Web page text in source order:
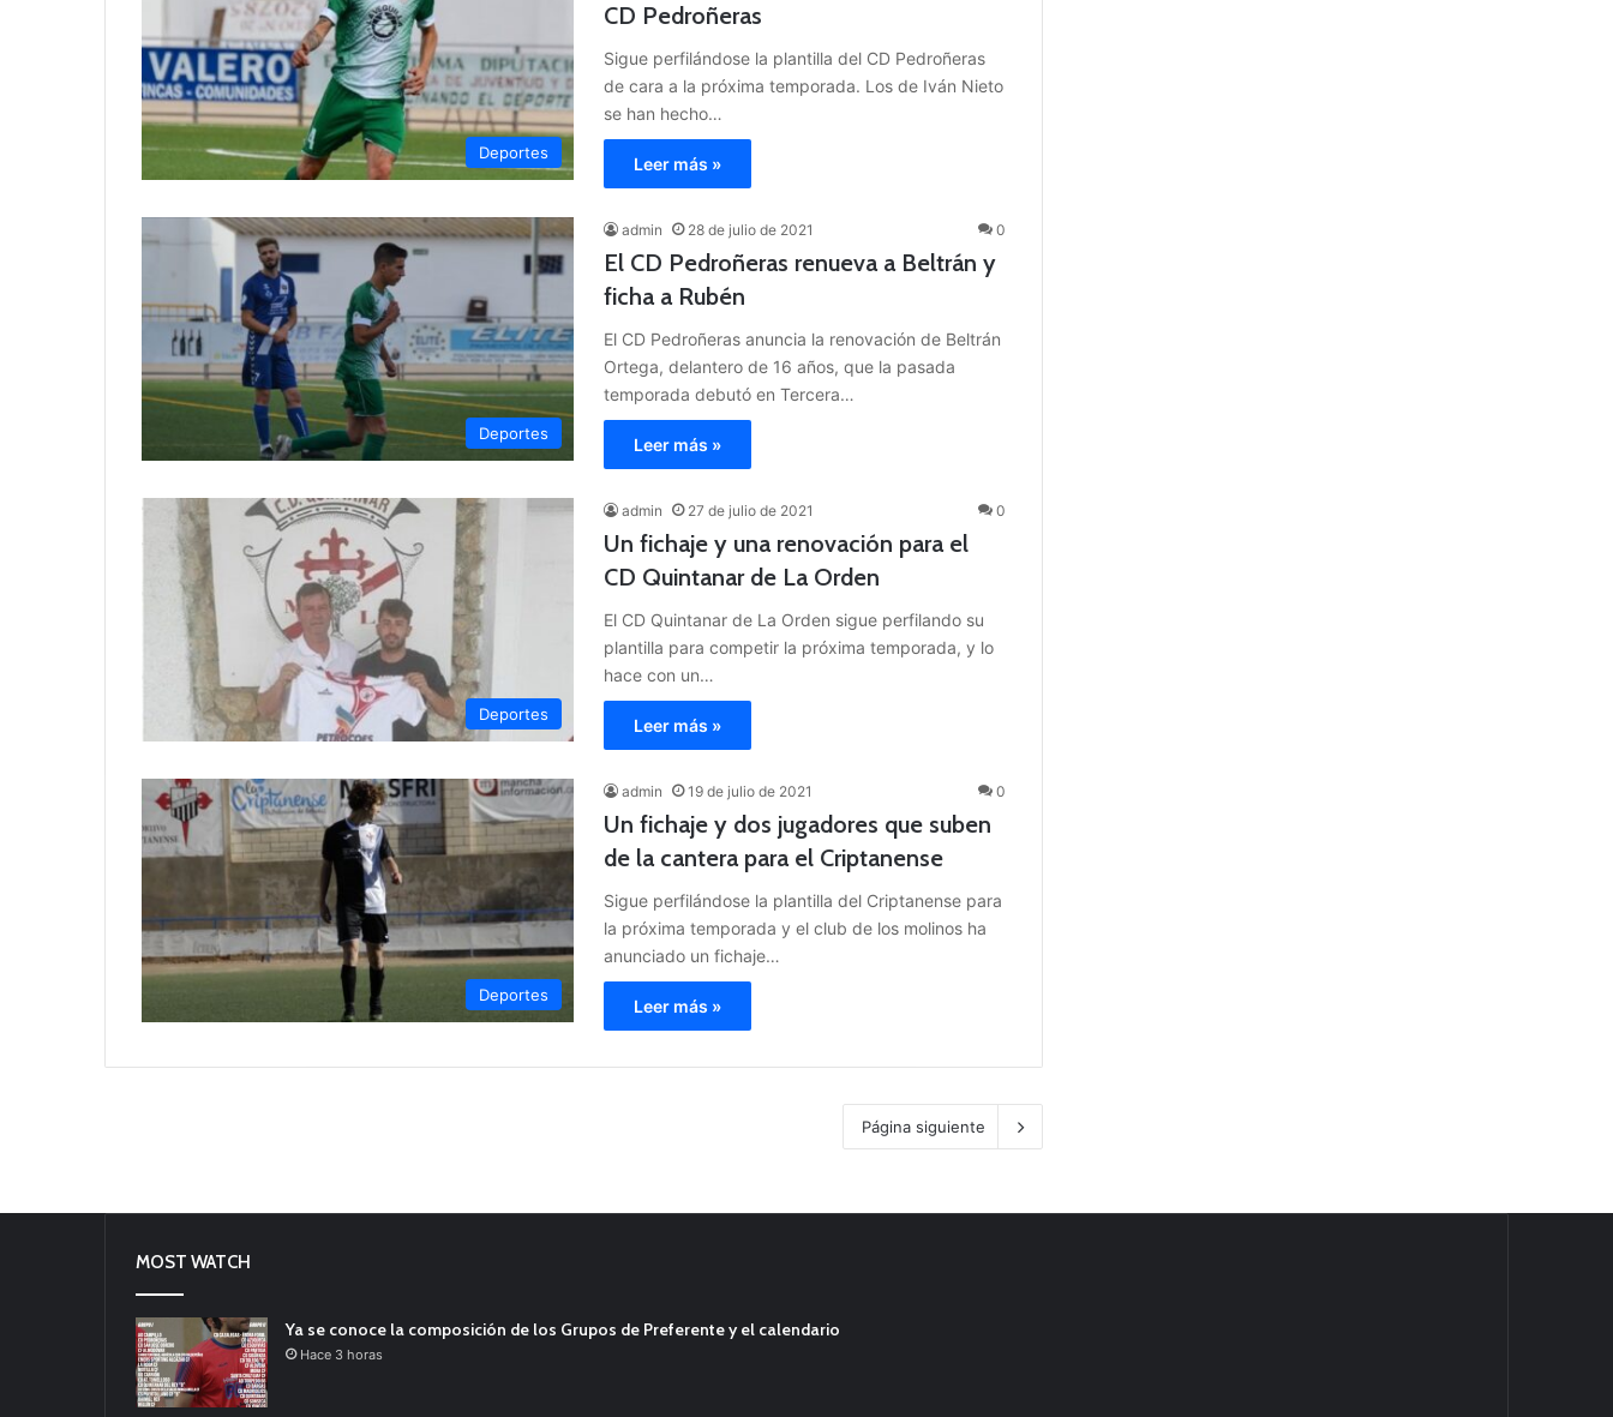
Deportes
CD Pedroñeras
Sigue perfilándose la plantilla del CD Pedroñeras
de cara a la próxima temporada. Los de Iván Nieto
se han hecho…
Leer más »
Deportes
admin 28 de julio de 2021 0
El CD Pedroñeras renueva a Beltrán y
ficha a Rubén
El CD Pedroñeras anuncia la renovación de Beltrán
Ortega, delantero de 16 años, que la pasada
temporada debutó en Tercera…
Leer más »
Deportes
admin 27 de julio de 2021 0
Un fichaje y una renovación para el
CD Quintanar de La Orden
El CD Quintanar de La Orden sigue perfilando su
plantilla para competir la próxima temporada, y lo
hace con un…
Leer más »
Deportes
admin 19 de julio de 2021 0
Un fichaje y dos jugadores que suben
de la cantera para el Criptanense
Sigue perfilándose la plantilla del Criptanense para
la próxima temporada y el club de los molinos ha
anunciado un fichaje…
Leer más »
Página siguiente
MOST WATCH
Ya se conoce la composición de los Grupos de Preferente y el calendario
Hace 3 horas